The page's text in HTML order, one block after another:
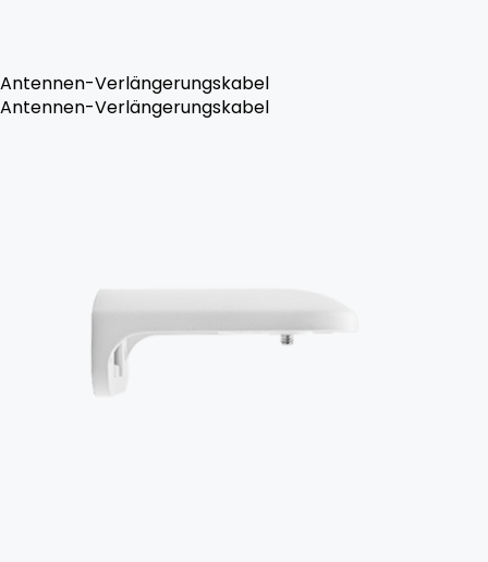
Antennen-Verlängerungskabel
Antennen-Verlängerungskabel